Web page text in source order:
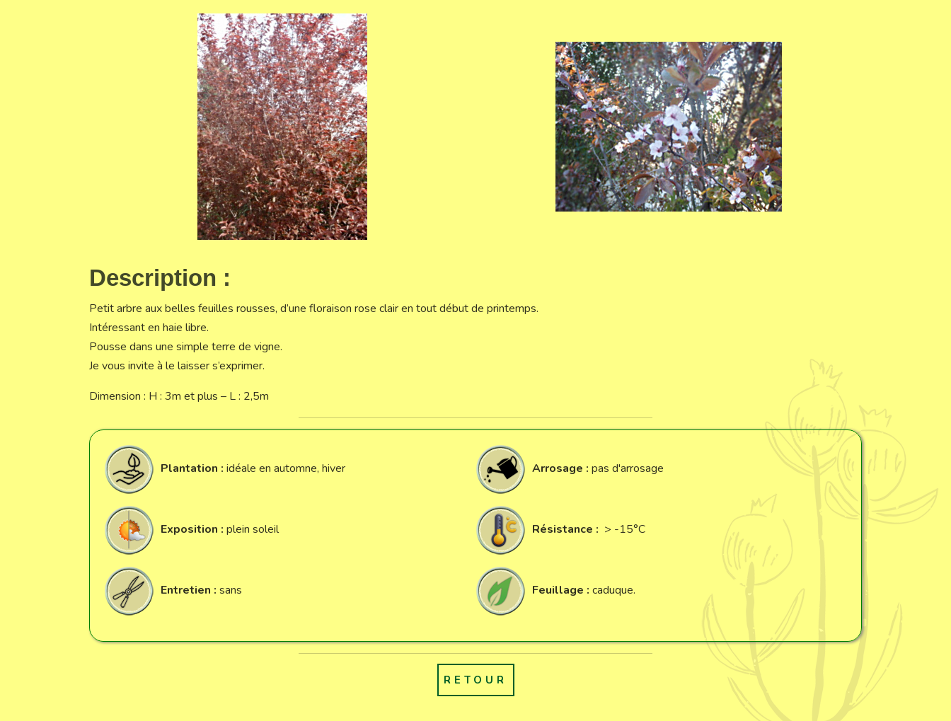
Description :
Petit arbre aux belles feuilles rousses, d’une floraison rose clair en tout début de printemps.
Intéressant en haie libre.
Pousse dans une simple terre de vigne.
Je vous invite à le laisser s’exprimer.
Dimension : H : 3m et plus – L : 2,5m
Plantation : idéale en automne, hiver
Exposition : plein soleil
Entretien : sans
Arrosage : pas d'arrosage
Résistance : > -15°C
Feuillage : caduque.
RETOUR